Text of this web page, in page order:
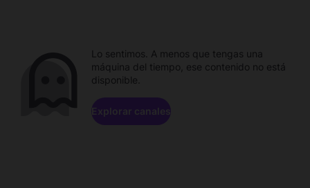
Lo sentimos. A menos que tengas una
máquina del tiempo, ese contenido no está
disponible.
Explorar canales